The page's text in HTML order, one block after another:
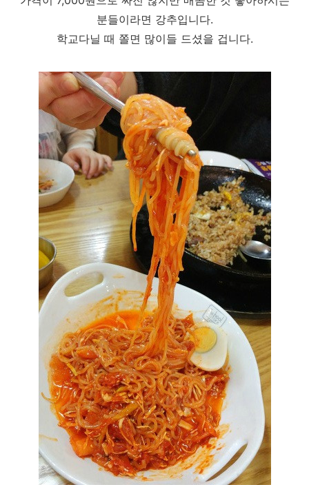
분들이라면 강추입니다.
학교다닐 때 쫄면 많이들 드셨을 겁니다.